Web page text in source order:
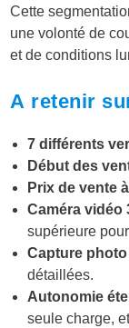
Cette
une volonté de
et de conditions
A retenir
7 différents
Début des
Prix de vente
Caméra vidéo
supérieure
Capture
détaillées.
Autonomie
seule charge,